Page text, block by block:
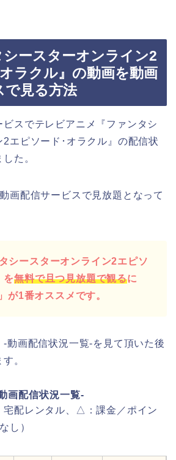
ースターオンライン2
ラクル』の動画を動画
で見る方法
ビスでテレビアニメ『ファンタシ
エピソード･オラクル』の配信状
た。
画配信サービスで見放題となって
シースターオンライン2エピソ
を無料で且つ見放題で観るに
が1番オススメです。
-動画配信状況一覧-を見て頂いた後
。
画配信状況一覧-
宅配レンタル、△：課金／ポイン
し）